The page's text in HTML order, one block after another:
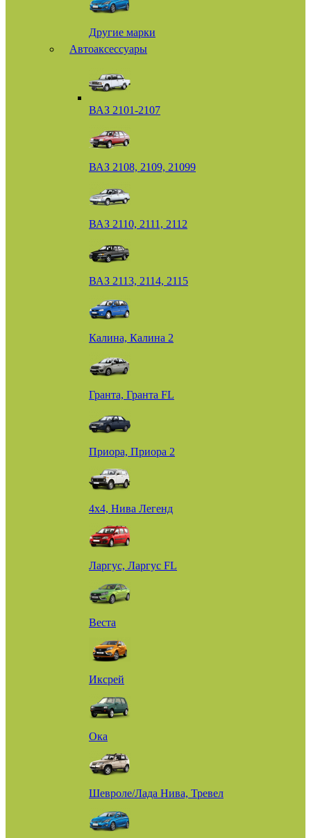
Другие марки
Автоаксессуары
ВАЗ 2101-2107
ВАЗ 2108, 2109, 21099
ВАЗ 2110, 2111, 2112
ВАЗ 2113, 2114, 2115
Калина, Калина 2
Гранта, Гранта FL
Приора, Приора 2
4х4, Нива Легенд
Ларгус, Ларгус FL
Веста
Иксрей
Ока
Шевроле/Лада Нива, Тревел